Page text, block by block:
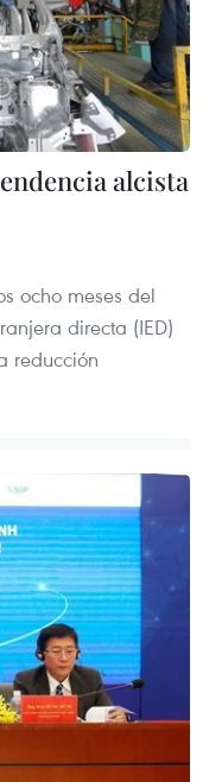
alcista
ocho meses del
directa (IED)
reducción